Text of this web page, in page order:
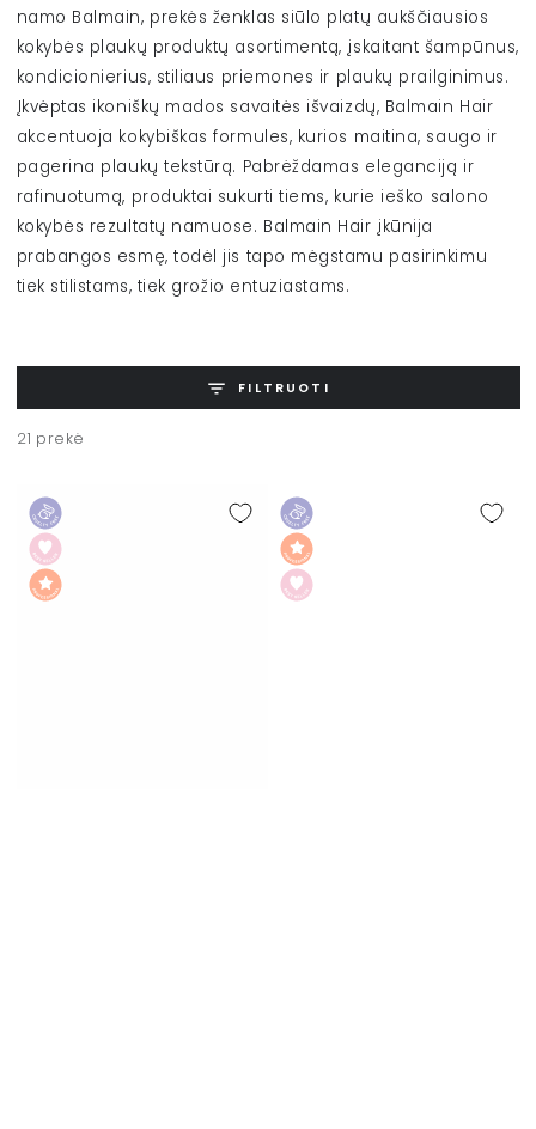
namo Balmain, prekės ženklas siūlo platų aukščiausios
kokybės plaukų produktų asortimentą, įskaitant šampūnus,
kondicionierius, stiliaus priemones ir plaukų prailginimus.
Įkvėptas ikoniškų mados savaitės išvaizdų, Balmain Hair
akcentuoja kokybiškas formules, kurios maitina, saugo ir
pagerina plaukų tekstūrą. Pabrėždamas eleganciją ir
rafinuotumą, produktai sukurti tiems, kurie ieško salono
kokybės rezultatų namuose. Balmain Hair įkūnija
prabangos esmę, todėl jis tapo mėgstamu pasirinkimu
tiek stilistams, tiek grožio entuziastams.
FILTRUOTI
21 prekė